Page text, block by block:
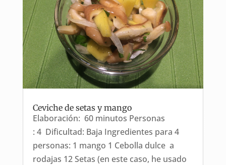
Ceviche de setas y mango
Elaboración: 60 minutos Personas
: 4 Dificultad: Baja Ingredientes para 4
personas: 1 mango 1 Cebolla dulce a
rodajas 12 Setas (en este caso, he usado